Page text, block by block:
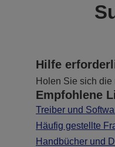
Hilfe
Holen Sie sich
Empfohlene
Treiber und
Häufig gestellte
Handbücher und